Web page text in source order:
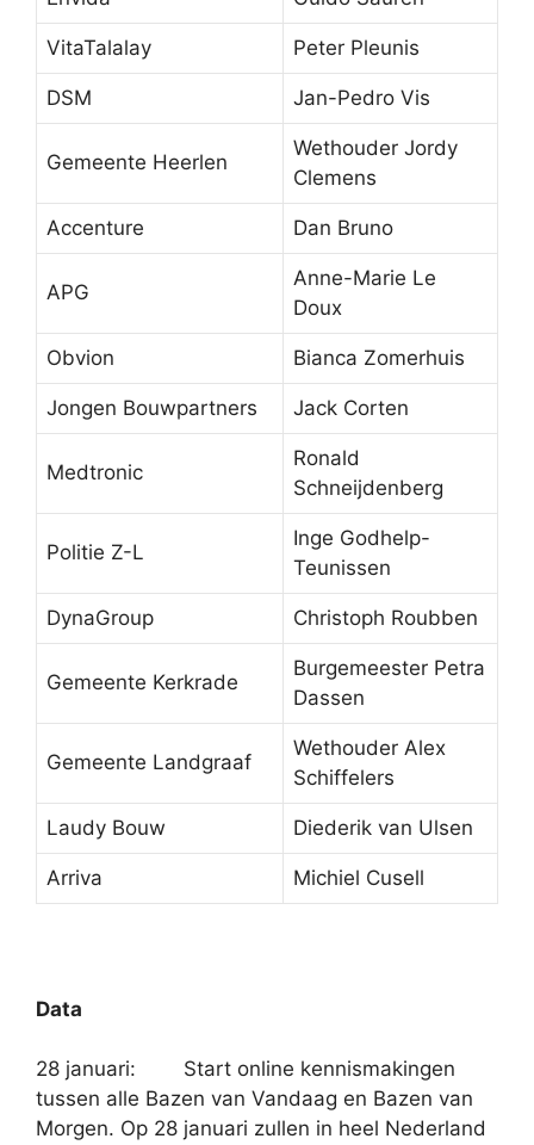
VitaTalalay Peter Pleunis
DSM Jan-Pedro Vis
Gemeente Heerlen
Wethouder Jordy
Clemens
Accenture Dan Bruno
APG
Anne-Marie Le
Doux
Obvion Bianca Zomerhuis
Jongen Bouwpartners Jack Corten
Medtronic
Ronald
Schneijdenberg
Politie Z-L
Inge Godhelp-
Teunissen
DynaGroup Christoph Roubben
Gemeente Kerkrade
Burgemeester Petra
Dassen
Gemeente Landgraaf
Wethouder Alex
Schiffelers
Laudy Bouw Diederik van Ulsen
Arriva Michiel Cusell
Data
28 januari: Start online kennismakingen
tussen alle Bazen van Vandaag en Bazen van
Morgen. Op 28 januari zullen in heel Nederland